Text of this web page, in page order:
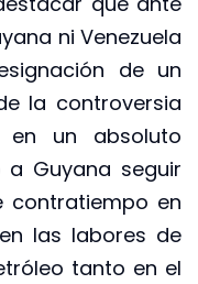
ni Venezuela
de un
la controversia
en un absoluto
Guyana seguir
contratiempo en
las labores de
tanto en el